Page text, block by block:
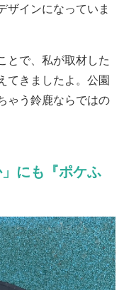
ザインになっていま
とで、私が取材した
てきましたよ。公園
ゃう鈴鹿ならではの
にも『ポケふ